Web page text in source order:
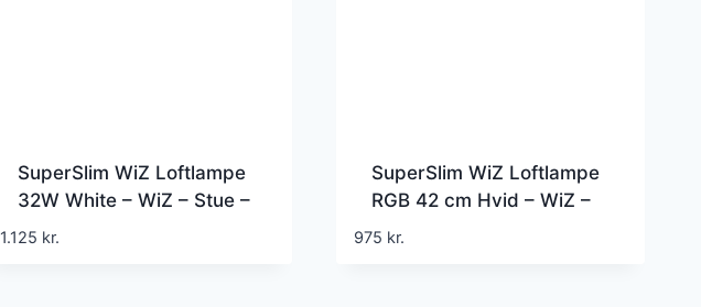
SuperSlim WiZ Loftlampe
32W White – WiZ – Stue –
Moderne – Plastik – Rund
1.125 kr.
SuperSlim WiZ Loftlampe
RGB 42 cm Hvid – WiZ –
Stue – Moderne – Plastik –
975 kr.